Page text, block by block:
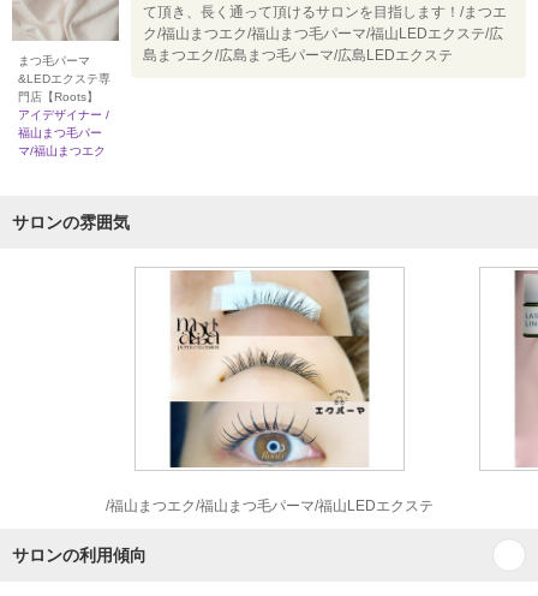
まつ毛パーマ
&LEDエクステ専
門店【Roots】
アイデザイナー /
福山まつ毛パー
マ/福山まつエク
て頂き、長く通って頂けるサロンを目指します！/まつエ
ク/福山まつエク/福山まつ毛パーマ/福山LEDエクステ/広
島まつエク/広島まつ毛パーマ/広島LEDエクステ
サロンの雰囲気
/福山まつエク/福山まつ毛パーマ/福山LEDエクステ
サロンの利用傾向